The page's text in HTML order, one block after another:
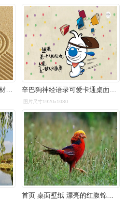
图片尺寸1920x1080